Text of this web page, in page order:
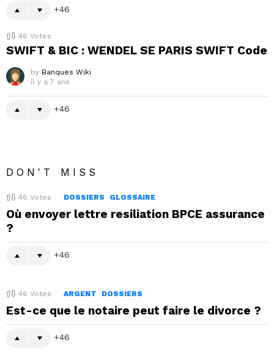
46
46 Votes
SWIFT & BIC : WENDEL SE PARIS SWIFT Code
by Banques Wiki
il y a 7 ans
46
DON'T MISS
46 Votes DOSSIERS GLOSSAIRE
Où envoyer lettre resiliation BPCE assurance
?
46
46 Votes ARGENT DOSSIERS
Est-ce que le notaire peut faire le divorce ?
46